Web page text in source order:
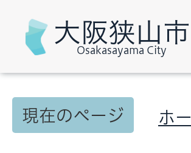
大阪狭山市
Osakasayama City
現在のページ ホ